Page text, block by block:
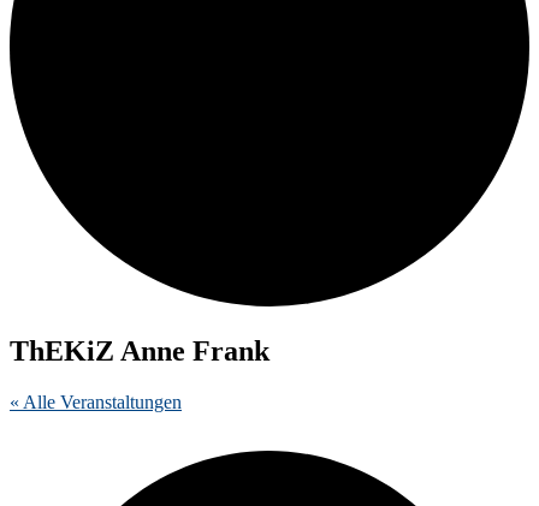
ThEKiZ Anne Frank
« Alle Veranstaltungen